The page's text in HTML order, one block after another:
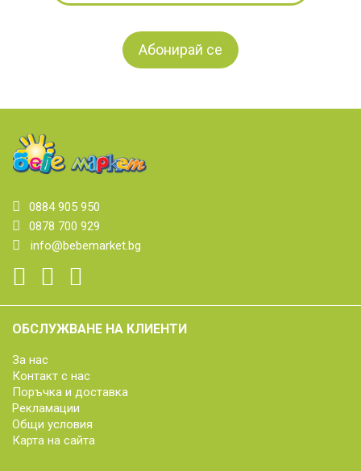
0884 905 950
0878 700 929
info@bebemarket.bg
ОБСЛУЖВАНЕ НА КЛИЕНТИ
За нас
Контакт с нас
Поръчка и доставка
Рекламации
Общи условия
Карта на сайта